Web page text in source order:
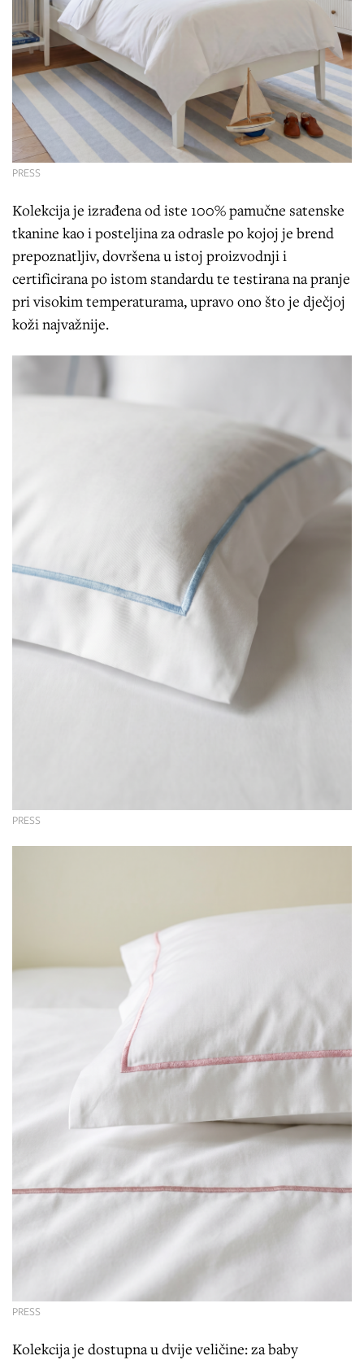
PRESS
Kolekcija je izrađena od iste 100% pamučne satenske
tkanine kao i posteljina za odrasle po kojoj je brend
prepoznatljiv, dovršena u istoj proizvodnji i
certificirana po istom standardu te testirana na pranje
pri visokim temperaturama, upravo ono što je dječjoj
koži najvažnije.
PRESS
PRESS
Kolekcija je dostupna u dvije veličine: za baby